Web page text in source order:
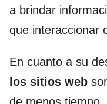
a brindar
que interaccionar
En cuanto a su
los sitios web